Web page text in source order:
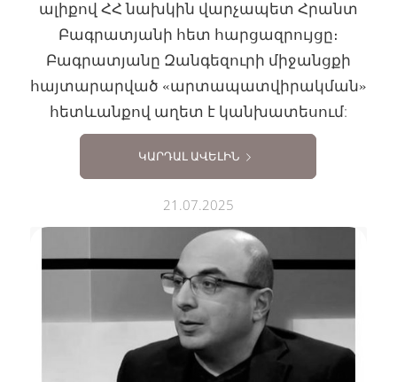
ալիքով ՀՀ նախկին վարչապետ Հրանտ
Բագրատյանի հետ հարցազրույցը։
Բագրատյանը Զանգեզուրի միջանցքի
հայտարարված «արտապատվիրակման»
հետևանքով աղետ է կանխատեսում:
ԿԱՐԴԱԼ ԱՎԵԼԻՆ
21.07.2025